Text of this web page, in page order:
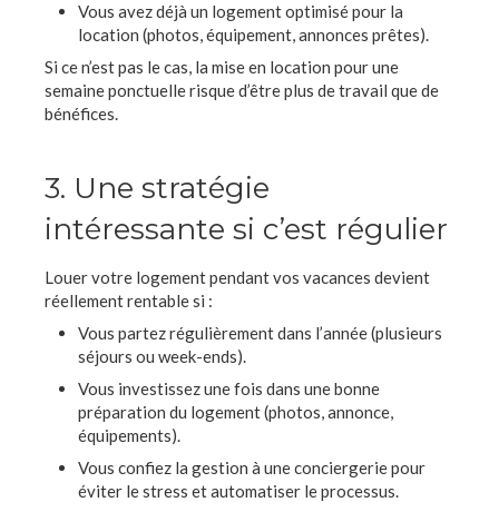
Vous avez déjà un logement optimisé pour la
location (photos, équipement, annonces prêtes).
Si ce n’est pas le cas, la mise en location pour une
semaine ponctuelle risque d’être plus de travail que de
bénéfices.
3. Une stratégie
intéressante si c’est régulier
Louer votre logement pendant vos vacances devient
réellement rentable si :
Vous partez régulièrement dans l’année (plusieurs
séjours ou week-ends).
Vous investissez une fois dans une bonne
préparation du logement (photos, annonce,
équipements).
Vous confiez la gestion à une conciergerie pour
éviter le stress et automatiser le processus.